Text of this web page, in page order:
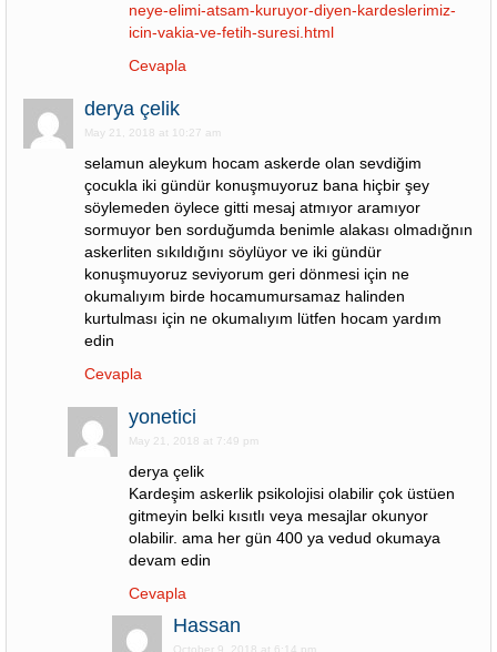
neye-elimi-atsam-kuruyor-diyen-kardeslerimiz-
icin-vakia-ve-fetih-suresi.html
Cevapla
derya çelik
May 21, 2018 at 10:27 am
selamun aleykum hocam askerde olan sevdiğim
çocukla iki gündür konuşmuyoruz bana hiçbir şey
söylemeden öylece gitti mesaj atmıyor aramıyor
sormuyor ben sorduğumda benimle alakası olmadığnın
askerliten sıkıldığını söylüyor ve iki gündür
konuşmuyoruz seviyorum geri dönmesi için ne
okumalıyım birde hocamumursamaz halinden
kurtulması için ne okumalıyım lütfen hocam yardım
edin
Cevapla
yonetici
May 21, 2018 at 7:49 pm
derya çelik
Kardeşim askerlik psikolojisi olabilir çok üstüen
gitmeyin belki kısıtlı veya mesajlar okunyor
olabilir. ama her gün 400 ya vedud okumaya
devam edin
Cevapla
Hassan
October 9, 2018 at 6:14 pm